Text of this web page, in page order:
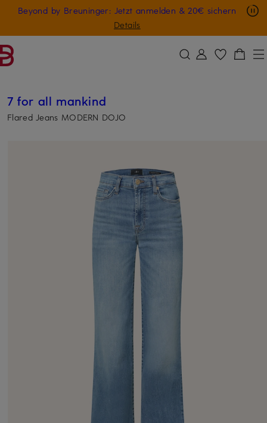
ZUM HAUPTINHALT ÜBERSPRINGEN
Beyond by Breuninger: Jetzt anmelden & 20€ sichern
Details
Nur in der App: -10 € auf digitale Geschenkkarten
GESCHENK20
7 for all mankind
Flared Jeans MODERN DOJO